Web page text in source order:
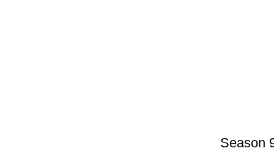
Season